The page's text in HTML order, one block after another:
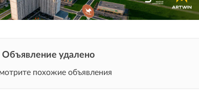
Объявление удалено
похожие объявления